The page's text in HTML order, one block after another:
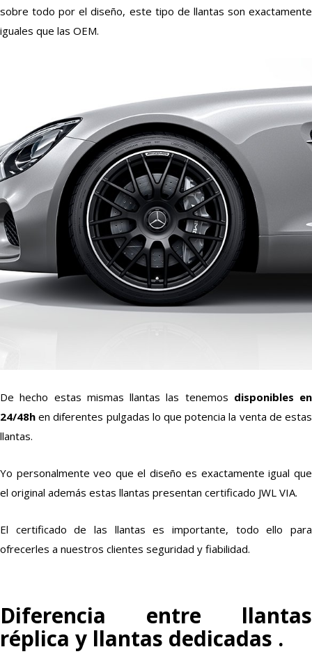
sobre todo por el diseño, este tipo de llantas son exactamente
iguales que las OEM.
De hecho estas mismas llantas las tenemos disponibles en
24/48h en diferentes pulgadas lo que potencia la venta de estas
llantas.
Yo personalmente veo que el diseño es exactamente igual que
el original además estas llantas presentan certificado JWL VIA.
El certificado de las llantas es importante, todo ello para
ofrecerles a nuestros clientes seguridad y fiabilidad.
Diferencia entre llantas
réplica y llantas dedicadas .